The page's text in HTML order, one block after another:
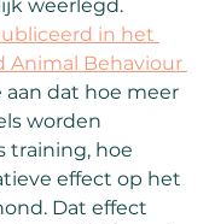
weerlegd.
in het
Animal Behaviour
dat hoe meer
worden
training, hoe
effect op het
Dat effect